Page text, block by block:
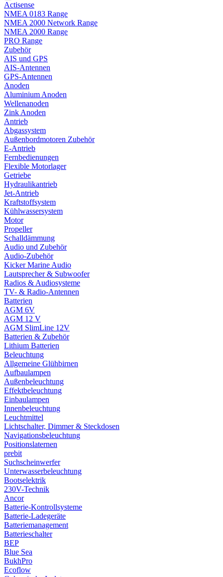
Actisense
NMEA 0183 Range
NMEA 2000 Network Range
NMEA 2000 Range
PRO Range
Zubehör
AIS und GPS
AIS-Antennen
GPS-Antennen
Anoden
Aluminium Anoden
Wellenanoden
Zink Anoden
Antrieb
Abgassystem
Außenbordmotoren Zubehör
E-Antrieb
Fernbedienungen
Flexible Motorlager
Getriebe
Hydraulikantrieb
Jet-Antrieb
Kraftstoffsystem
Kühlwassersystem
Motor
Propeller
Schalldämmung
Audio und Zubehör
Audio-Zubehör
Kicker Marine Audio
Lautsprecher & Subwoofer
Radios & Audiosysteme
TV- & Radio-Antennen
Batterien
AGM 6V
AGM 12 V
AGM SlimLine 12V
Batterien & Zubehör
Lithium Batterien
Beleuchtung
Allgemeine Glühbirnen
Aufbaulampen
Außenbeleuchtung
Effektbeleuchtung
Einbaulampen
Innenbeleuchtung
Leuchtmittel
Lichtschalter, Dimmer & Steckdosen
Navigationsbeleuchtung
Positionslaternen
prebit
Suchscheinwerfer
Unterwasserbeleuchtung
Bootselektrik
230V-Technik
Ancor
Batterie-Kontrollsysteme
Batterie-Ladegeräte
Batteriemanagement
Batterieschalter
BEP
Blue Sea
BukhPro
Ecoflow